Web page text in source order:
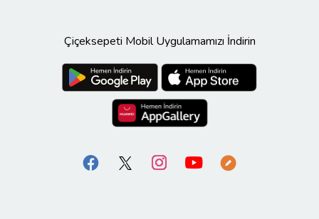
Çiçeksepeti Mobil Uygulamamızı İndirin